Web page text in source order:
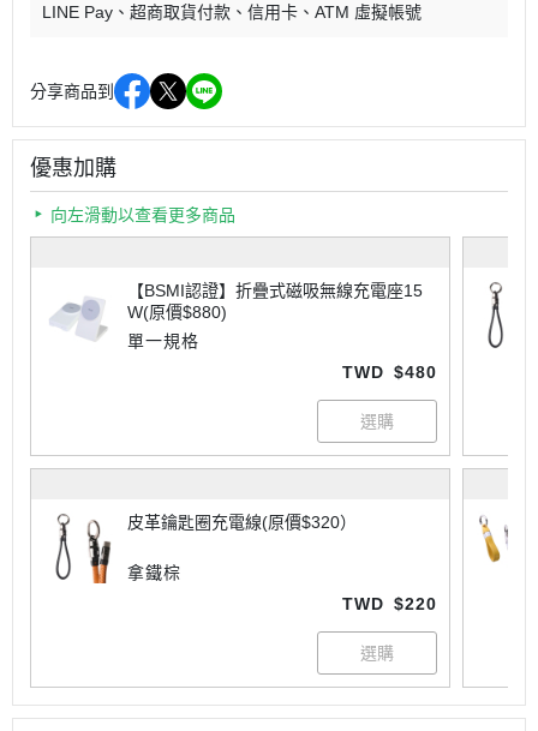
LINE Pay
超商取貨付款 信用卡 ATM 虛擬帳號
分享商品到
優惠加購
向左滑動以查看更多商品
【BSMI認證】折疊式磁吸無線充電座15
W(原價$880)
單一規格
TWD $480
皮革鑰匙圈充電線(原價$320）
拿鐵棕
TWD $220